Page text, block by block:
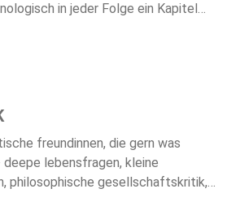
in jeder Folge ein Kapitel
Potter-Büchern zu besprechen, mit
zu unterlegen und
Witzen der Zuhörerschaft
aufgrund meiner
noch alle drei Monate. Infos zu
https://harrypotterbookcast.de
und mehr an
freundinnen, die gern was
deepe lebensfragen, kleine
philosophische gesellschaftskritik,
beziehungsprobleme,